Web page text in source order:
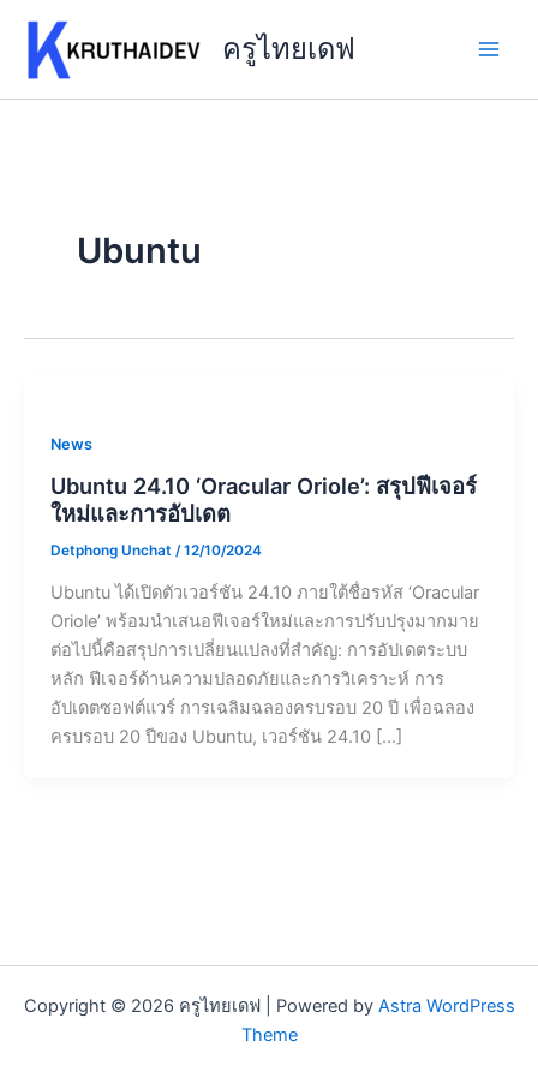
content
ครูไทยเดฟ
Ubuntu
News
Ubuntu 24.10 ‘Oracular Oriole’: สรุปฟีเจอร์
ใหม่และการอัปเดต
Detphong Unchat /12/10/2024
Ubuntu ได้เปิดตัวเวอร์ชัน 24.10 ภายใต้ชื่อรหัส ‘Oracular
Oriole’ พร้อมนำเสนอฟีเจอร์ใหม่และการปรับปรุงมากมาย
ต่อไปนี้คือสรุปการเปลี่ยนแปลงที่สำคัญ: การอัปเดตระบบ
หลัก ฟีเจอร์ด้านความปลอดภัยและการวิเคราะห์ การ
อัปเดตซอฟต์แวร์ การเฉลิมฉลองครบรอบ 20 ปี เพื่อฉลอง
ครบรอบ 20 ปีของ Ubuntu, เวอร์ชัน 24.10 […]
Copyright © 2026 ครูไทยเดฟ | Powered by Astra WordPress
Theme